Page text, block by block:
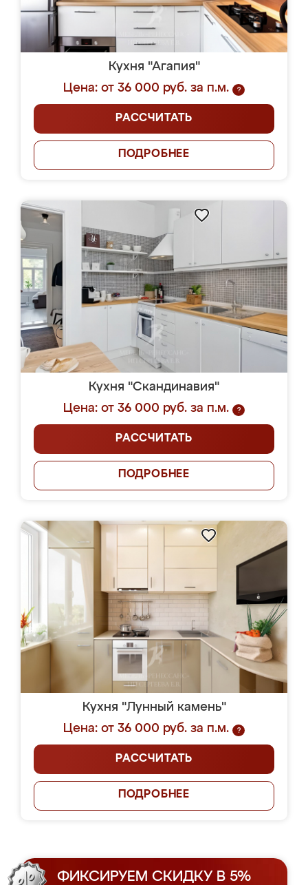
Кухня "Агапия"
Цена: от 36 000 руб. за п.м.
?
РАССЧИТАТЬ
ПОДРОБНЕЕ
Кухня "Скандинавия"
Цена: от 36 000 руб. за п.м.
?
РАССЧИТАТЬ
ПОДРОБНЕЕ
Кухня "Лунный камень"
Цена: от 36 000 руб. за п.м.
?
РАССЧИТАТЬ
ПОДРОБНЕЕ
ФИКСИРУЕМ СКИДКУ В 5%